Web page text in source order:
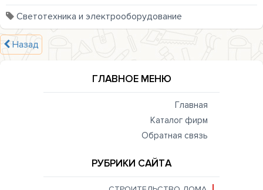
Светотехника и электрооборудование
Назад
ГЛАВНОЕ МЕНЮ
Главная
Каталог фирм
Обратная связь
РУБРИКИ САЙТА